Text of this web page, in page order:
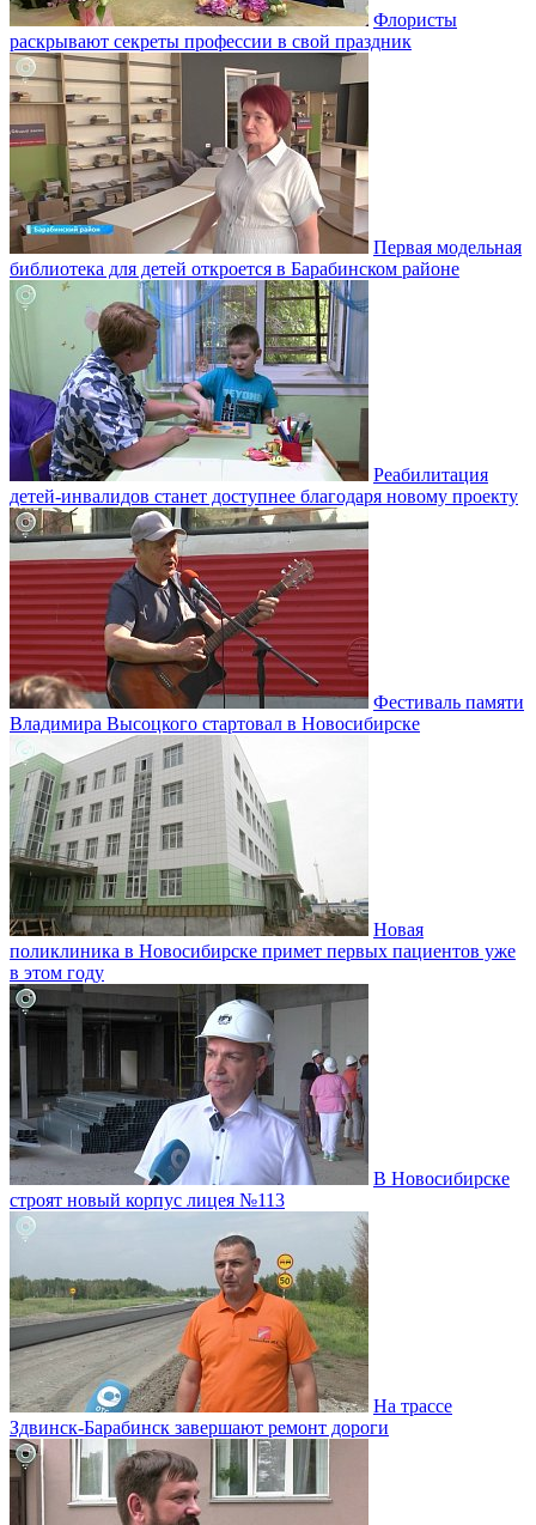
Флористы
раскрывают секреты профессии в свой праздник
Первая модельная
библиотека для детей откроется в Барабинском районе
Реабилитация
детей-инвалидов станет доступнее благодаря новому проекту
Фестиваль памяти
Владимира Высоцкого стартовал в Новосибирске
Новая
поликлиника в Новосибирске примет первых пациентов уже
в этом году
В Новосибирске
строят новый корпус лицея №113
На трассе
Здвинск-Барабинск завершают ремонт дороги